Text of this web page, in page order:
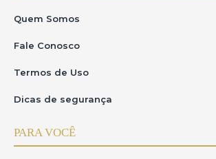
Quem Somos
Fale Conosco
Termos de Uso
Dicas de segurança
PARA VOCÊ